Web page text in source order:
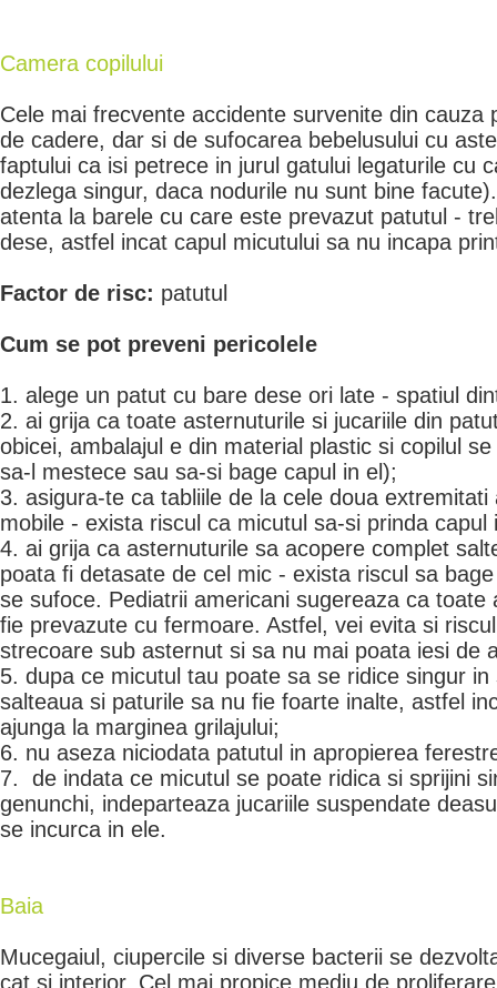
Camera copilului
Cele mai frecvente accidente survenite din cauza
de cadere, dar si de sufocarea bebelusului cu
faptului ca isi petrece in jurul gatului legaturile cu
dezlega singur, daca nodurile nu sunt bine
atenta la barele cu care este prevazut patutul -
dese, astfel incat capul micutului sa nu incapa
Factor de risc: patutul
Cum se pot preveni pericolele
1. alege un patut cu bare dese ori late - spatiul
2. ai grija ca toate asternuturile si jucariile din
obicei, ambalajul e din material plastic si copilul
sa-l mestece sau sa-si bage capul in el);
3. asigura-te ca tabliile de la cele doua
mobile - exista riscul ca micutul sa-si prinda capul
4. ai grija ca asternuturile sa acopere complet
poata fi detasate de cel mic - exista riscul sa
se sufoce. Pediatrii americani sugereaza ca toate
fie prevazute cu fermoare. Astfel, vei evita si
strecoare sub asternut si sa nu mai poata iesi de
5. dupa ce micutul tau poate sa se ridice singur
salteaua si paturile sa nu fie foarte inalte, astfel
ajunga la marginea grilajului;
6. nu aseza niciodata patutul in apropierea
7. de indata ce micutul se poate ridica si sprijini
genunchi, indeparteaza jucariile suspendate
se incurca in ele.
Baia
Mucegaiul, ciupercile si diverse bacterii se
cat si interior. Cel mai propice mediu de